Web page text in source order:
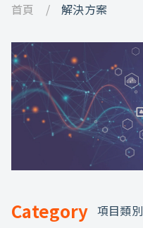
首頁 解決方案
Category 項目類別